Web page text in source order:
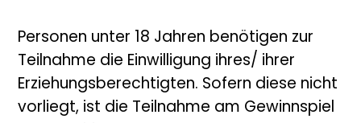
Personen unter 18 Jahren benötigen zur
Teilnahme die Einwilligung ihres/ ihrer
Erziehungsberechtigten. Sofern diese nicht
vorliegt, ist die Teilnahme am Gewinnspiel